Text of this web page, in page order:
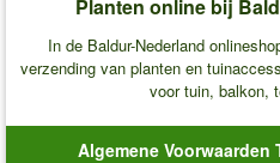
Planten online bij
In de Baldur-Nederland
verzending van planten en
voor tuin, balkon,
Algemene Voorwaarden